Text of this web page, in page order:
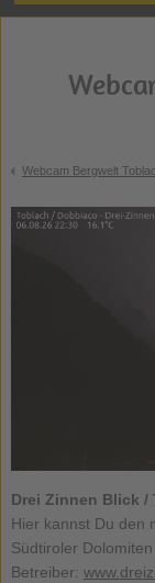
Webcam Bergwelt
Drei Zinnen Blick /
Hier kannst Du den
Südtiroler
Betreiber: